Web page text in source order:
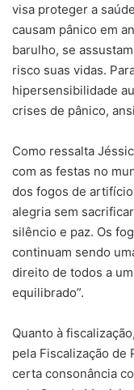
visa proteger a
causam pânico em
barulho, se
risco suas vidas.
hipersensibilidade
crises de pânico,
Como ressalta
com as festas no
dos fogos de
alegria sem
silêncio e paz. Os
continuam sendo
direito de todos a
equilibrado”.
Quanto à
pela Fiscalização de
certa consonância